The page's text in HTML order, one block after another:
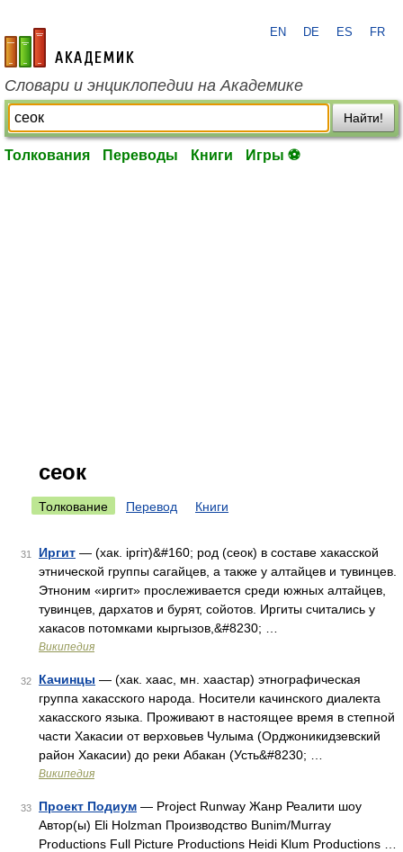
academic.ru
EN DE ES FR
Словари и энциклопедии на Академике
Найти!
Толкования Переводы Книги Игры ⚽
сеок
Толкование Перевод Книги
31 Иргит — (хак. іpгіт)&#160; род (сеок) в составе хакасской
этнической группы сагайцев, а также у алтайцев и тувинцев.
Этноним «иргит» прослеживается среди южных алтайцев,
тувинцев, дархатов и бурят, сойотов. Иргиты считались у
хакасов потомками кыргызов,&#8230; …
Википедия
32 Качинцы — (хак. хаас, мн. хаастар) этнографическая
группа хакасского народа. Носители качинского диалекта
хакасского языка. Проживают в настоящее время в степной
части Хакасии от верховьев Чулыма (Орджоникидзевский
район Хакасии) до реки Абакан (Усть&#8230; …
Википедия
33 Проект Подиум — Project Runway Жанр Реалити шоу
Автор(ы) Eli Holzman Производство Bunim/Murray
Productions Full Picture Productions Heidi Klum Productions …